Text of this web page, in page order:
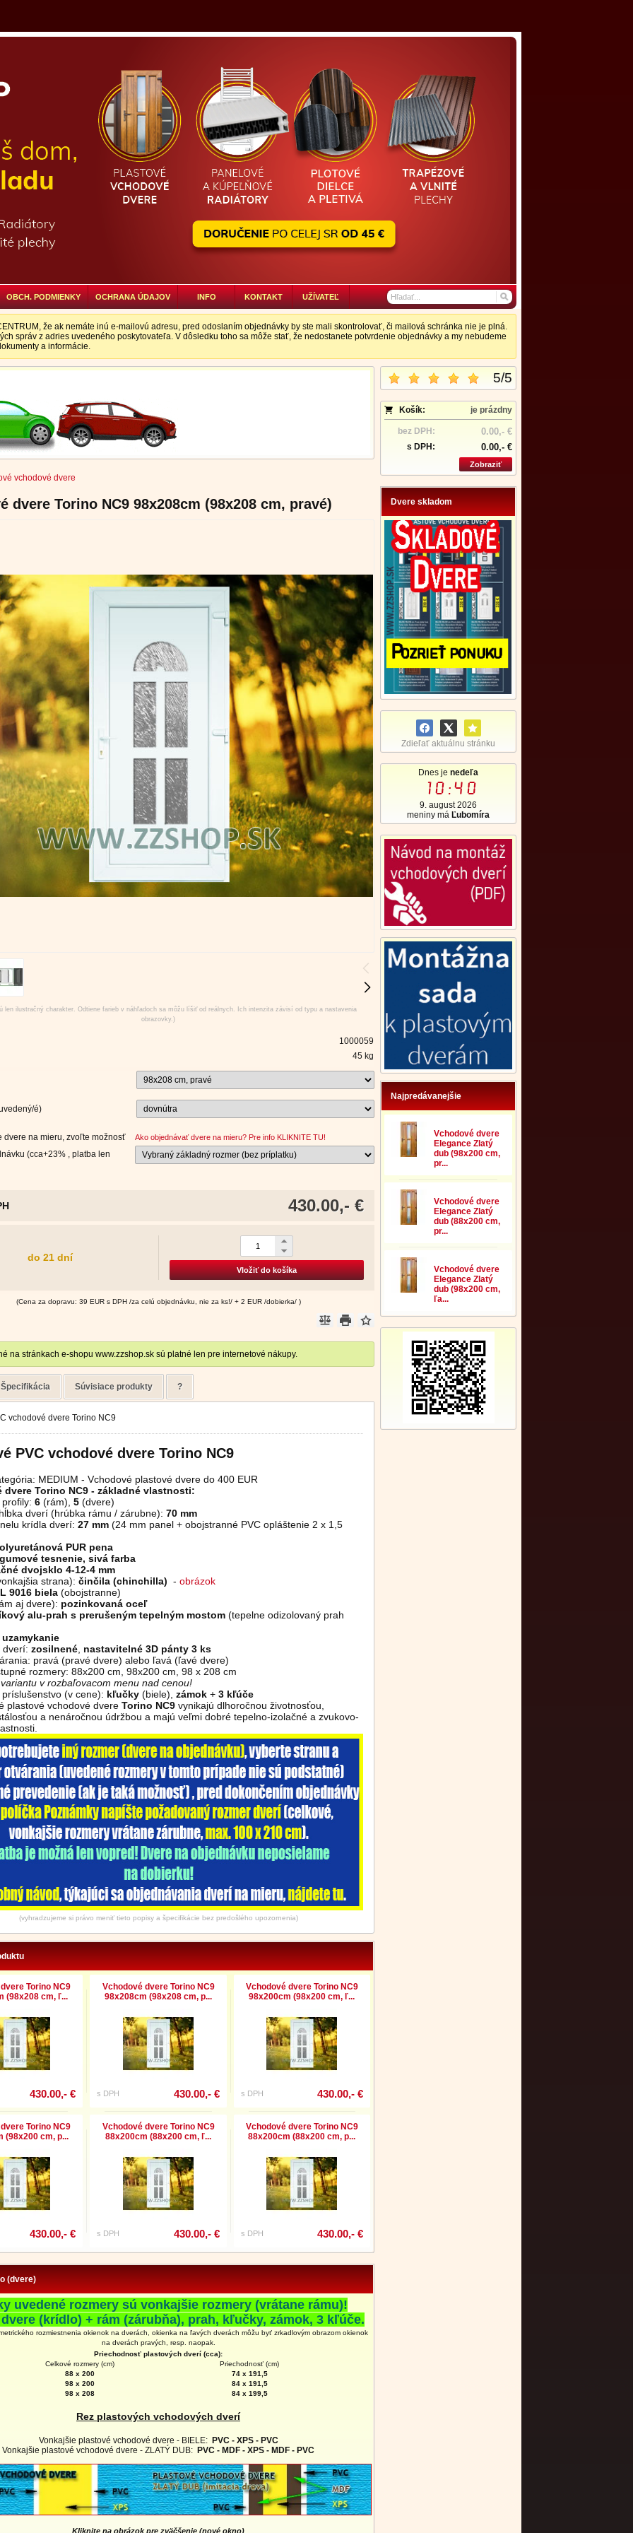
OBCH. PODMIENKY OCHRANA ÚDAJOV INFO KONTAKT UŽÍVATEĽ
že ak nemáte inú e-mailovú adresu, pred odoslaním objednávky by ste mali skontrolovať, či mailová schránka nie je plná.
správ z adries uvedeného poskytovateľa. V dôsledku toho sa môže stať, že nedostanete potvrdenie objednávky a my nebudeme
a informácie.
5/5
Košík: je prázdny
bez DPH: 0.00,- €
s DPH: 0.00,- €
Zobraziť
Dvere skladom
Zdieľať aktuálnu stránku
Dnes jenedeľa
10:40
9. august 2026
meniny má Ľubomíra
Najpredávanejšie
Vchodové dvere
Elegance Zlatý
dub (98x200 cm,
pr...
Vchodové dvere
Elegance Zlatý
dub (88x200 cm,
pr...
Vchodové dvere
Elegance Zlatý
dub (98x200 cm,
ľa...
vchodové dvere
dvere Torino NC9 98x208cm (98x208 cm, pravé)
len ilustračný charakter. Odtiene farieb v náhľadoch sa môžu líšiť od reálnych. Ich intenzita závisí od typu a nastavenia
obrazovky.)
1000059
45 kg
é)
dvere na mieru, zvoľte možnosť
(cca+23% , platba len
Ako objednávať dvere na mieru? Pre info KLIKNITE TU!
430.00,- €
do 21 dní
Vložiť do košíka
(Cena za dopravu: 39 EUR s DPH /za celú objednávku, nie za ks!/ + 2 EUR /dobierka/ )
na stránkach e-shopu www.zzshop.sk sú platné len pre internetové nákupy.
Špecifikácia Súvisiace produkty ?
vchodové dvere Torino NC9
PVC vchodové dvere Torino NC9
MEDIUM - Vchodové plastové dvere do 400 EUR
dvere Torino NC9 - základné vlastnosti:
6 (rám), 5(dvere)
dverí (hrúbka rámu / zárubne): 70 mm
krídla dverí: 27 mm(24 mm panel + obojstranné PVC opláštenie 2 x 1,5
PUR pena
tesnenie, sivá farba
dvojsklo 4-12-4 mm
strana): činčila (chinchilla) - obrázok
9016 biela(obojstranne)
aj dvere): pozinkovaná oceľ
alu-prah s prerušeným tepelným mostom(tepelne odizolovaný prah
dverí: zosilnené, nastavitelné 3D pánty 3 ks
pravá (pravé dvere) alebo ľavá (ľavé dvere)
rozmery: 88x200 cm, 98x200 cm, 98 x 208 cm
v rozbaľovacom menu nad cenou!
(v cene): kľučky(biele), zámok+ 3 kľúče
plastové vchodové dvere Torino NC9vynikajú dlhoročnou životnosťou,
a nenáročnou údržbou a majú veľmi dobré tepelno-izolačné a zvukovo-
(vyhradzujeme si právo meniť tieto popisy a špecifikácie bez predošlého upozornenia)
Torino NC9
(98x208 cm, ľ...
430.00,- €
Vchodové dvere Torino NC9
98x208cm (98x208 cm, p...
s DPH 430.00,- €
Vchodové dvere Torino NC9
98x200cm (98x200 cm, ľ...
s DPH 430.00,- €
Torino NC9
(98x200 cm, p...
430.00,- €
Vchodové dvere Torino NC9
88x200cm (88x200 cm, ľ...
s DPH 430.00,- €
Vchodové dvere Torino NC9
88x200cm (88x200 cm, p...
s DPH 430.00,- €
(dvere)
uvedené rozmery sú vonkajšie rozmery (vrátane rámu)!
(krídlo) + rám (zárubňa), prah, kľučky, zámok, 3 kľúče.
rozmiestnenia okienok na dverách, okienka na ľavých dverách môžu byť zrkadlovým obrazom okienok
na dverách pravých, resp. naopak.
Priechodnosť plastových dverí (cca):
Celkové rozmery (cm)
Priechodnosť (cm)
88 x 200
74 x 191,5
98 x 200
84 x 191,5
98 x 208
84 x 199,5
Rez plastových vchodových dverí
Vonkajšie plastové vchodové dvere - BIELE: PVC - XPS - PVC
Vonkajšie plastové vchodové dvere - ZLATÝ DUB: PVC - MDF - XPS - MDF - PVC
Kliknite na obrázok pre zväčšenie (nové okno)